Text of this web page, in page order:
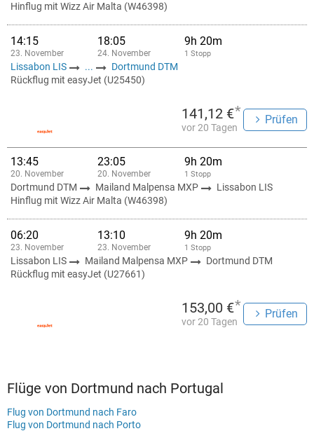
Hinflug mit Wizz Air Malta (W46398)
14:15
23. November
18:05
24. November
9h 20m
1 Stopp
Lissabon LIS ...
Dortmund DTM
Rückflug mit easyJet (U25450)
141,12 €*
vor 20 Tagen
Prüfen
13:45
20. November
23:05
20. November
9h 20m
1 Stopp
Dortmund DTM Mailand Malpensa MXP
Lissabon LIS
Hinflug mit Wizz Air Malta (W46398)
06:20
23. November
13:10
23. November
9h 20m
1 Stopp
Lissabon LIS Mailand Malpensa MXP
Dortmund DTM
Rückflug mit easyJet (U27661)
153,00 €*
vor 20 Tagen
Prüfen
Flüge von Dortmund nach Portugal
Flug von Dortmund nach Faro
Flug von Dortmund nach Porto